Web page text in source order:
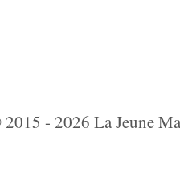
- 2026 La Jeune